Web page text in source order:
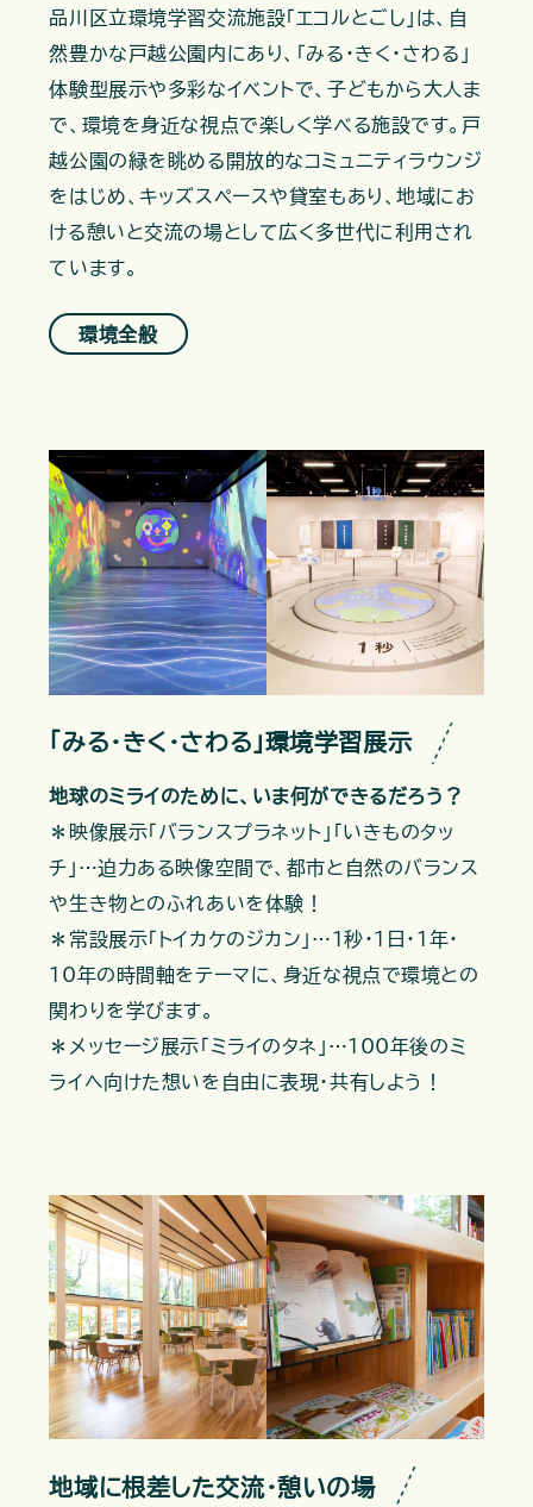
品川区立環境学習交流施設「エコルとごし」は、自
然豊かな戸越公園内にあり、「みる・きく・さわる」
体験型展示や多彩なイベントで、子どもから大人ま
で、環境を身近な視点で楽しく学べる施設です。戸
越公園の緑を眺める開放的なコミュニティラウンジ
をはじめ、キッズスペースや貸室もあり、地域にお
ける憩いと交流の場として広く多世代に利用され
ています。
環境全般
「みる・きく・さわる」環境学習展示
地球のミライのために、いま何ができるだろう？
＊映像展示「バランスプラネット」「いきものタッ
チ」…迫力ある映像空間で、都市と自然のバランス
や生き物とのふれあいを体験！
＊常設展示「トイカケのジカン」…1秒・1日・1年・
10年の時間軸をテーマに、身近な視点で環境との
関わりを学びます。
＊メッセージ展示「ミライのタネ」…100年後のミ
ライへ向けた想いを自由に表現・共有しよう！
地域に根差した交流・憩いの場